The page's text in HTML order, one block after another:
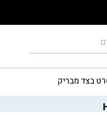
בצד מבריק